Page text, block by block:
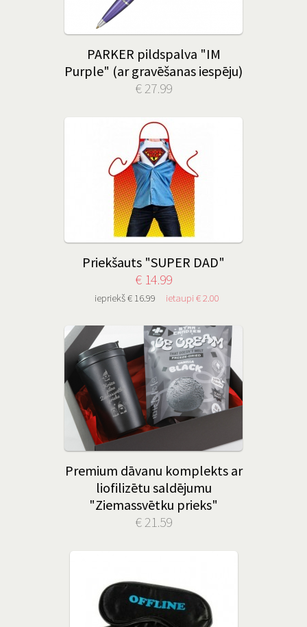
PARKER pildspalva "IM
Purple" (ar gravēšanas iespēju)
€ 27.99
Priekšauts "SUPER DAD"
€ 14.99
iepriekš € 16.99 ietaupi € 2.00
Premium dāvanu komplekts ar
liofilizētu saldējumu
"Ziemassvētku prieks"
€ 21.59